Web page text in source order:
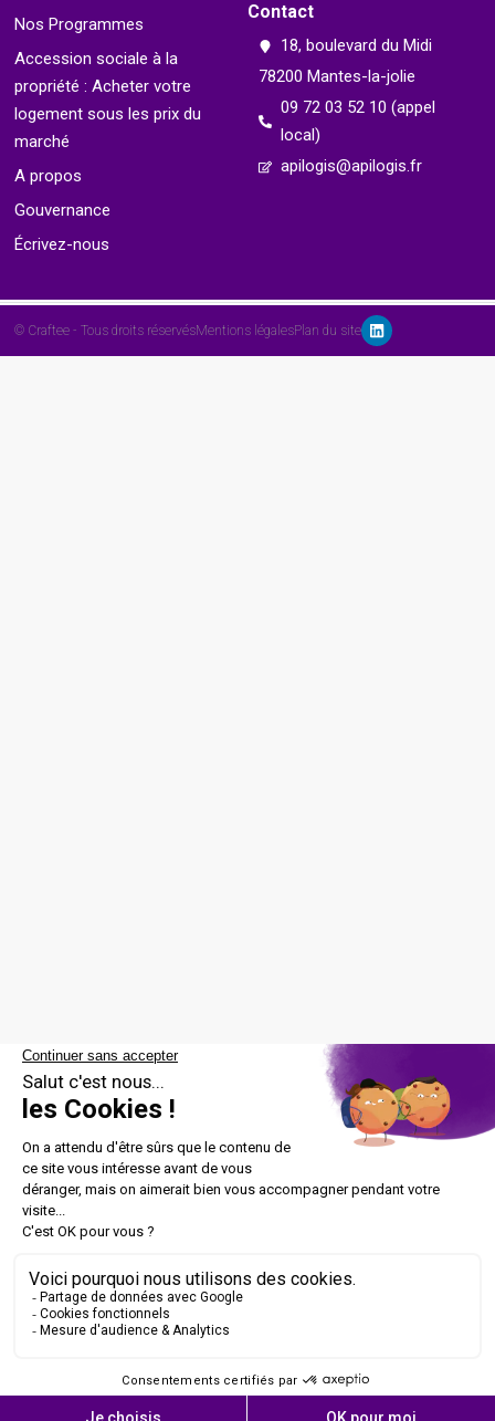
Nos Programmes
Accession sociale à la
propriété : Acheter votre
logement sous les prix du
marché
A propos
Gouvernance
Écrivez-nous
Contact
18, boulevard du Midi
78200 Mantes-la-jolie
09 72 03 52 10 (appel
local)
apilogis@apilogis.fr
© Craftee - Tous droits réservésMentions légalesPlan du site